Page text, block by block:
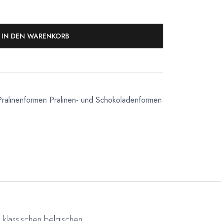
IN DEN WARENKORB
Pralinen- und Schokoladenformen